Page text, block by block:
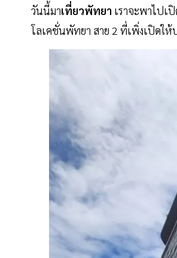
วันนี้มาเที่ยวพัทยา เราจะพาไปเ
โลเคชั่นพัทยา สาย 2 ที่เพิ่งเปิดให้